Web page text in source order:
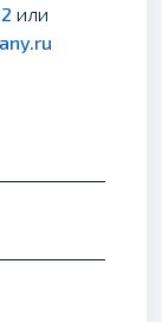
или